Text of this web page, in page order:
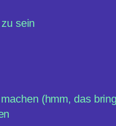
sein
(hmm, das